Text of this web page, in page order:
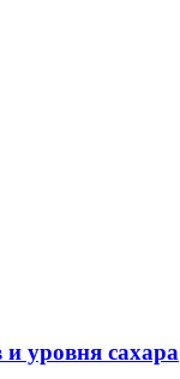
уровня сахара